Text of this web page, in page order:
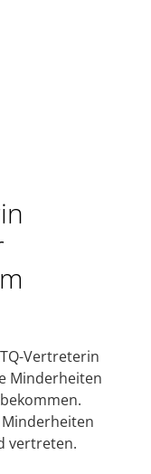
Vertreterin
Minderheiten
vertreten.